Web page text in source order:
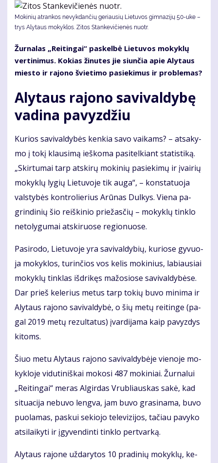
Mokinių atrankos nevykdančių geriausių Lietuvos gimnazijų 50-uke –
trys Alytaus mokyklos. Zitos Stankevičienės nuotr.
Žur­na­las „Rei­tin­gai“ pa­skel­bė Lie­tu­vos mo­kyk­lų
ver­ti­ni­mus. Ko­kias ži­nu­tes jie siun­čia apie Aly­taus
mies­to ir ra­jo­no švie­ti­mo pa­sie­ki­mus ir pro­ble­mas?
Aly­taus ra­jo­no sa­vi­val­dy­bę
va­di­na pa­vyz­džiu
Ku­rios sa­vi­val­dy­bės ken­kia sa­vo vai­kams? – at­sa­ky­
mo į to­kį klau­si­mą ieš­ko­ma pa­si­tel­kiant sta­tis­ti­ką.
„Skir­tu­mai tarp at­ski­rų mo­ki­nių pa­sie­ki­mų ir įvai­rių
mo­kyk­lų ly­gių Lie­tu­vo­je tik au­ga“, – kon­sta­tuo­ja
vals­ty­bės kon­tro­lie­rius Arū­nas Dul­kys. Vie­na pa­
grin­di­nių šio reiš­ki­nio prie­žas­čių – mo­kyk­lų tin­klo
ne­to­ly­gu­mai at­ski­ruo­se re­gio­nuo­se.
Pa­si­ro­do, Lie­tu­vo­je yra sa­vi­val­dy­bių, ku­rio­se gy­vuo­
ja mo­kyk­los, tu­rin­čios vos ke­lis mo­ki­nius, la­biau­siai
mo­kyk­lų tin­klas iš­dri­kęs ma­žo­sio­se sa­vi­val­dy­bė­se.
Dar prieš ke­le­rius me­tus tarp to­kių bu­vo mi­ni­ma ir
Aly­taus ra­jo­no sa­vi­val­dy­bė, o šių me­tų rei­tin­ge (pa­
gal 2019 me­tų re­zul­ta­tus) įvar­di­ja­ma kaip pa­vyz­dys
ki­toms.
Šiuo me­tu Aly­taus ra­jo­no sa­vi­val­dy­bė­je vie­no­je mo­
kyk­lo­je vi­du­ti­niš­kai mo­ko­si 487 mo­ki­niai. Žur­na­lui
„Rei­tin­gai“ me­ras Al­gir­das Vrub­liaus­kas sa­kė, kad
si­tu­a­ci­ja ne­bu­vo leng­va, jam bu­vo gra­si­na­ma, bu­vo
puo­la­mas, pas­kui se­kio­jo te­le­vi­zi­jos, ta­čiau pa­vy­ko
at­si­lai­ky­ti ir įgy­ven­din­ti tin­klo per­tvar­ką.
Aly­taus ra­jo­ne už­da­ry­tos 10 pra­di­nių mo­kyk­lų, ke­